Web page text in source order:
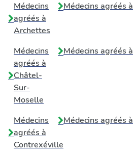
Médecins
agréés à
Archettes
Médecins agréés à
Médecins
agréés à
Châtel-
Sur-
Moselle
Médecins agréés à
Médecins
agréés à
Contrexéville
Médecins agréés à